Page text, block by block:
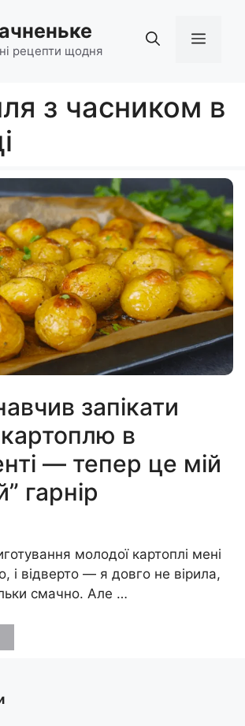
рецепти щодня
з часником в
запікати
в
— тепер це мій
гарнір
молодої картоплі мені
і відверто — я довго не вірила,
смачно. Але …